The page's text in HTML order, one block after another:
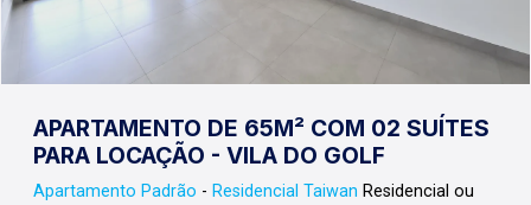
APARTAMENTO DE 65M² COM 02 SUÍTES
PARA LOCAÇÃO - VILA DO GOLF
Apartamento Padrão - Residencial Taiwan Residencial ou